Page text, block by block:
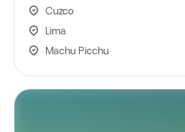
Cuzco
Lima
Machu Picchu